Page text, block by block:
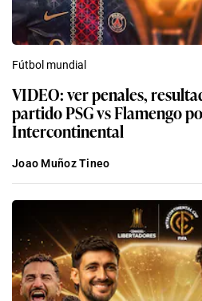
Fútbol mundial
VIDEO: ver penales,
partido PSG vs Flamengo
Intercontinental
Joao Muñoz Tineo